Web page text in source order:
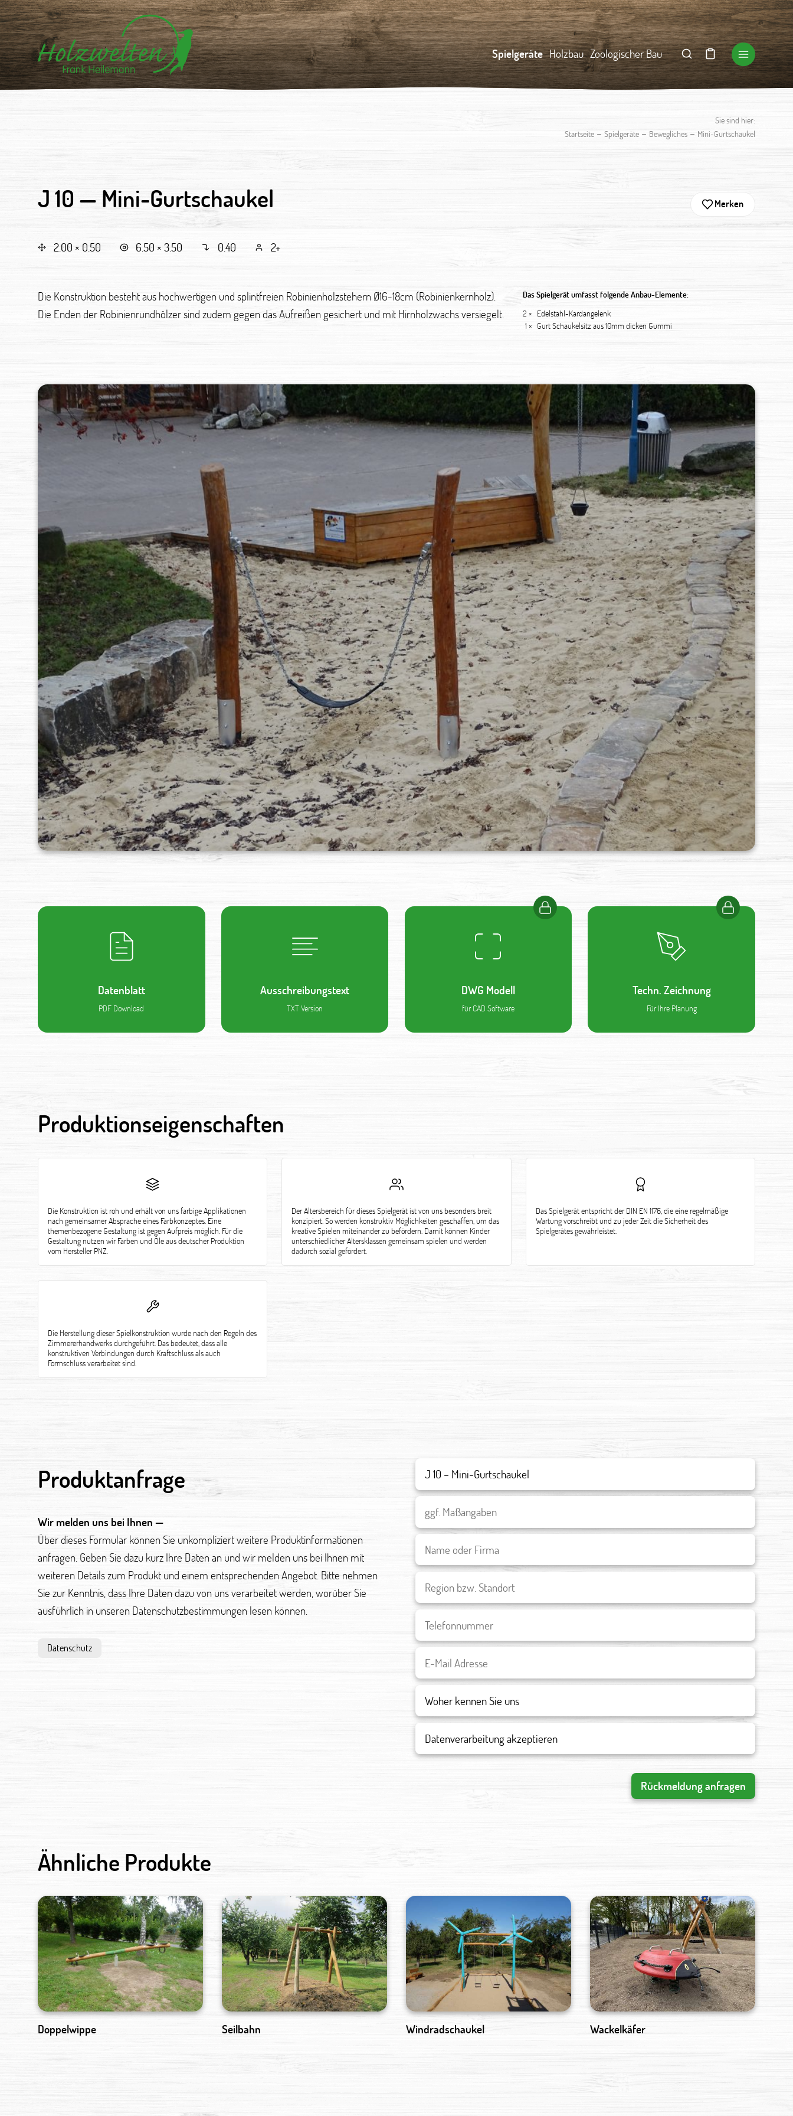
Spielgeräte Holzbau Zoologischer Bau
Sie sind hier:
Startseite – Spielgeräte – Bewegliches – Mini-Gurtschaukel
J 10 — Mini-Gurtschaukel Merken
2.00 × 0.50 6.50 × 3.50 0.40 2+
Die Konstruktion besteht aus hochwertigen und splintfreien Robinienholzstehern Ø16-18cm (Robinienkernholz).
Die Enden der Robinienrundhölzer sind zudem gegen das Aufreißen gesichert und mit Hirnholzwachs versiegelt.
Das Spielgerät umfasst folgende Anbau-Elemente:
2 × Edelstahl-Kardangelenk
1 × Gurt Schaukelsitz aus 10mm dicken Gummi
Datenblatt
PDF Download
Ausschreibungstext
TXT Version
DWG Modell
für CAD Software
Techn. Zeichnung
Für Ihre Planung
Produktionseigenschaften
Die Konstruktion ist roh und erhält von uns farbige Applikationen
nach gemeinsamer Absprache eines Farbkonzeptes. Eine
themenbezogene Gestaltung ist gegen Aufpreis möglich. Für die
Gestaltung nutzen wir Farben und Öle aus deutscher Produktion
vom Hersteller PNZ.
Der Altersbereich für dieses Spielgerät ist von uns besonders breit
konzipiert. So werden konstruktiv Möglichkeiten geschaffen, um das
kreative Spielen miteinander zu befördern. Damit können Kinder
unterschiedlicher Altersklassen gemeinsam spielen und werden
dadurch sozial gefördert.
Das Spielgerät entspricht der DIN EN 1176, die eine regelmäßige
Wartung vorschreibt und zu jeder Zeit die Sicherheit des
Spielgerätes gewährleistet.
Die Herstellung dieser Spielkonstruktion wurde nach den Regeln des
Zimmererhandwerks durchgeführt. Das bedeutet, dass alle
konstruktiven Verbindungen durch Kraftschluss als auch
Formschluss verarbeitet sind.
Produktanfrage
Wir melden uns bei Ihnen —
Über dieses Formular können Sie unkompliziert weitere Produktinformationen
anfragen. Geben Sie dazu kurz Ihre Daten an und wir melden uns bei Ihnen mit
weiteren Details zum Produkt und einem entsprechenden Angebot. Bitte nehmen
Sie zur Kenntnis, dass Ihre Daten dazu von uns verarbeitet werden, worüber Sie
ausführlich in unseren Datenschutzbestimmungen lesen können.
Datenschutz
Datenverarbeitung akzeptieren
Rückmeldung anfragen
Ähnliche Produkte
Doppelwippe Seilbahn Windradschaukel Wackelkäfer